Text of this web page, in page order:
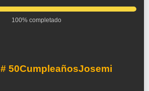
100% completado
# 50CumpleañosJosemi